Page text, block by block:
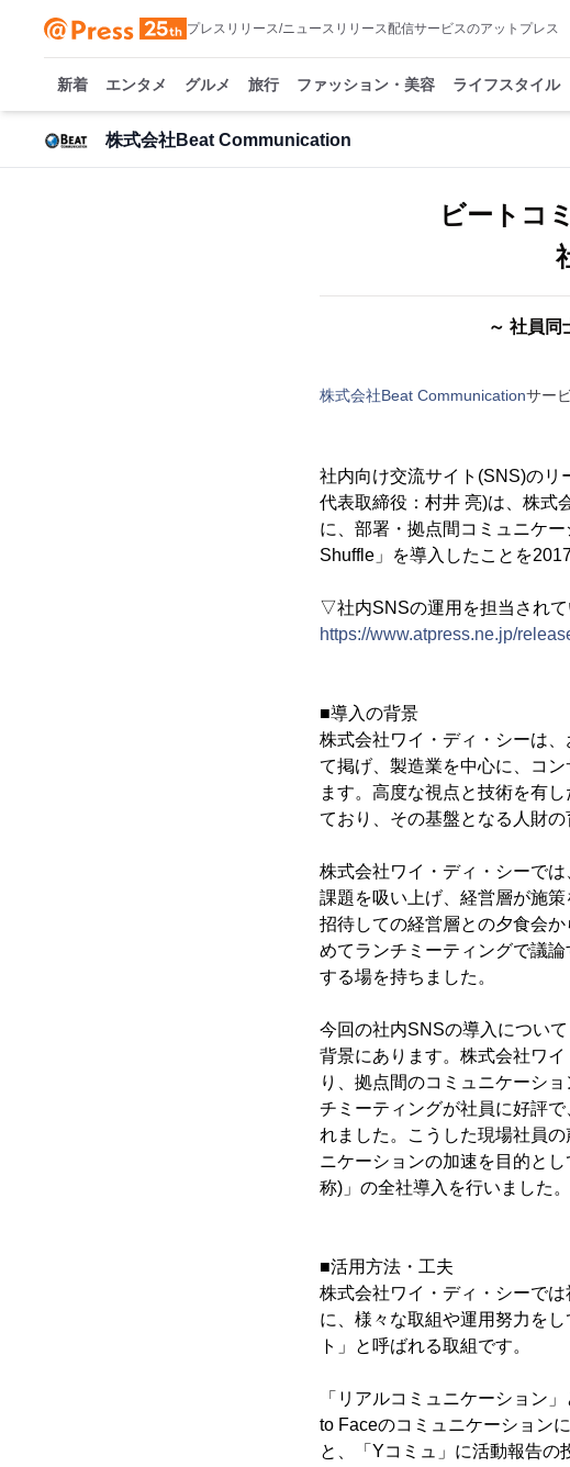
プレスリリース/ニュースリリース配信サービスのアットプレス
新着 エンタメ グルメ 旅行 ファッション・美容 ライフスタイル
株式会社Beat Communication
ビートコ
～ 社員同
株式会社Beat Communicationサー
社内向け交流サイト(SNS)のリ
代表取締役：村井 亮)は、株式
に、部署・拠点間コミュニケ
Shuffle」を導入したことを
▽社内SNSの運用を担当され
https://www.atpress.ne.jp/
■導入の背景
株式会社ワイ・ディ・シーは
て掲げ、製造業を中心に、コ
ます。高度な視点と技術を有
ており、その基盤となる人財
株式会社ワイ・ディ・シーで
課題を吸い上げ、経営層が施
招待しての経営層との夕食会
めてランチミーティングで議
する場を持ちました。
今回の社内SNSの導入につい
背景にあります。株式会社ワ
り、拠点間のコミュニケーシ
チミーティングが社員に好評
れました。こうした現場社員
ニケーションの加速を目的と
称)」の全社導入を行いました。
■活用方法・工夫
株式会社ワイ・ディ・シーで
に、様々な取組や運用努力を
ト」と呼ばれる取組です。
「リアルコミュニケーション
to Faceのコミュニケーション
と、「Yコミュ」に活動報告の